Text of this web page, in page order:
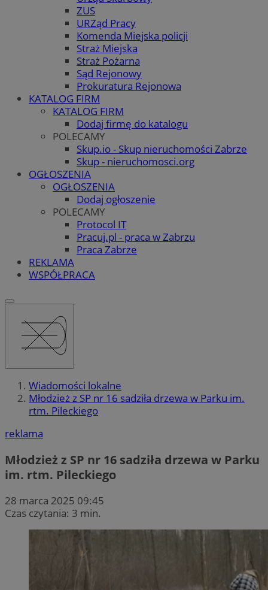
ZUS
URZąd Pracy
Komenda Miejska policji
Straż Miejska
Straż Pożarna
Sąd Rejonowy
Prokuratura Rejonowa
KATALOG FIRM
KATALOG FIRM
Dodaj firmę do katalogu
POLECAMY
Skup.io - Skup nieruchomości Zabrze
Skup - nieruchomosci.org
OGŁOSZENIA
OGŁOSZENIA
Dodaj ogłoszenie
POLECAMY
Protocol IT
Pracuj.pl - praca w Zabrzu
Praca Zabrze
REKLAMA
WSPÓŁPRACA
Wiadomości lokalne
Młodzież z SP nr 16 sadziła drzewa w Parku im.
rtm. Pileckiego
reklama
Młodzież z SP nr 16 sadziła drzewa w Parku
im. rtm. Pileckiego
28 marca 2025 09:45
Czas czytania: 3 min.